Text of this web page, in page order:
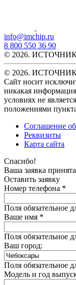
info@imchip.ru
8 800 550 36 90
© 2026.
© 2026.
Сайт носит
никакая
условиях не
положениями
Соглашение
Реквизиты
Карта сайта
Спасибо!
Ваша заявка
Оставить заявку
Номер телефона *
Поля обязательное
Ваше имя *
Поля обязательное
Ваш город:
Поля обязательное
Модель и год